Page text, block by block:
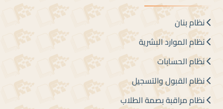
نظام بنان
نظام الموارد البشرية
نظام الحسابات
نظام القبول والتسجيل
نظام مراقبة بصمة الطلاب